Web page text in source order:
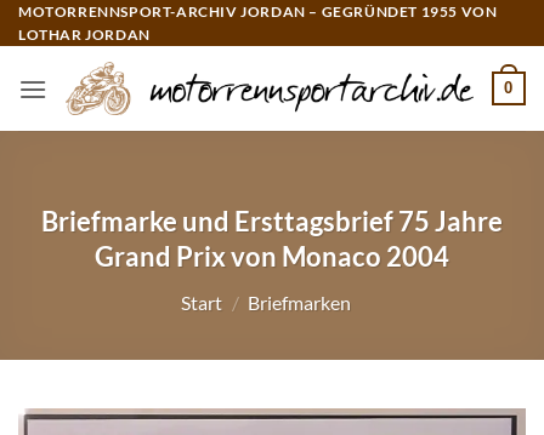
Zum
Inhalt
MOTORRENNSPORT-ARCHIV JORDAN – GEGRÜNDET 1955 VON
LOTHAR JORDAN
0
Briefmarke und Ersttagsbrief 75 Jahre
Grand Prix von Monaco 2004
Start / Briefmarken